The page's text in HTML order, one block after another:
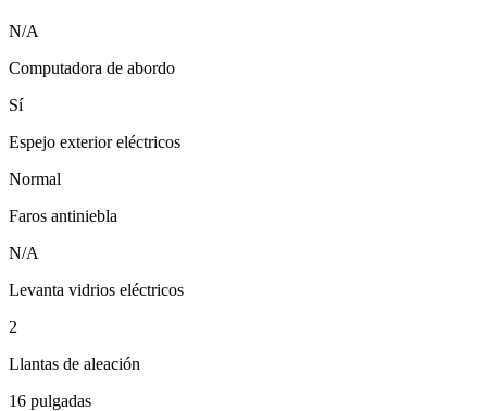
N/A
Computadora de abordo
Sí
Espejo exterior eléctricos
Normal
Faros antiniebla
N/A
Levanta vidrios eléctricos
2
Llantas de aleación
16 pulgadas